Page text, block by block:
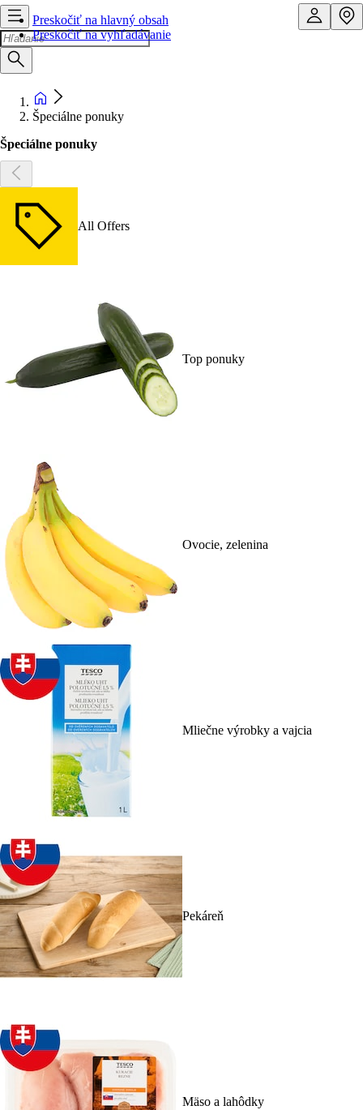
Preskočiť na hlavný obsah
Preskočiť na vyhľadávanie
Špeciálne ponuky
Špeciálne ponuky
All Offers
Top ponuky
Ovocie, zelenina
Mliečne výrobky a vajcia
Pekáreň
Mäso a lahôdky